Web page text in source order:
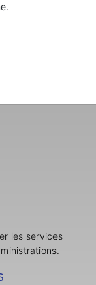
les services